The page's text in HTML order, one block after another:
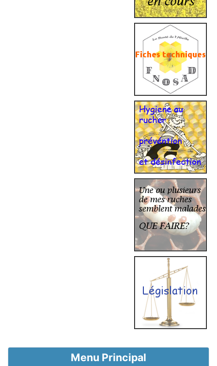
Menu Principal